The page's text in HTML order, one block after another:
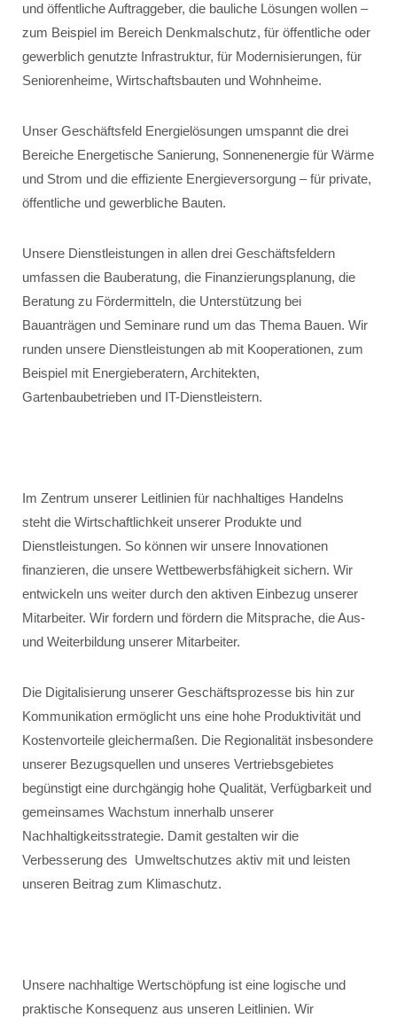
und öffentliche Auftraggeber, die bauliche Lösungen wollen –
zum Beispiel im Bereich Denkmalschutz, für öffentliche oder
gewerblich genutzte Infrastruktur, für Modernisierungen, für
Seniorenheime, Wirtschaftsbauten und Wohnheime.
Unser Geschäftsfeld Energielösungen umspannt die drei
Bereiche Energetische Sanierung, Sonnenenergie für Wärme
und Strom und die effiziente Energieversorgung – für private,
öffentliche und gewerbliche Bauten.
Unsere Dienstleistungen in allen drei Geschäftsfeldern
umfassen die Bauberatung, die Finanzierungsplanung, die
Beratung zu Fördermitteln, die Unterstützung bei
Bauanträgen und Seminare rund um das Thema Bauen. Wir
runden unsere Dienstleistungen ab mit Kooperationen, zum
Beispiel mit Energieberatern, Architekten,
Gartenbaubetrieben und IT-Dienstleistern.
Im Zentrum unserer Leitlinien für nachhaltiges Handelns
steht die Wirtschaftlichkeit unserer Produkte und
Dienstleistungen. So können wir unsere Innovationen
finanzieren, die unsere Wettbewerbsfähigkeit sichern. Wir
entwickeln uns weiter durch den aktiven Einbezug unserer
Mitarbeiter. Wir fordern und fördern die Mitsprache, die Aus-
und Weiterbildung unserer Mitarbeiter.
Die Digitalisierung unserer Geschäftsprozesse bis hin zur
Kommunikation ermöglicht uns eine hohe Produktivität und
Kostenvorteile gleichermaßen. Die Regionalität insbesondere
unserer Bezugsquellen und unseres Vertriebsgebietes
begünstigt eine durchgängig hohe Qualität, Verfügbarkeit und
gemeinsames Wachstum innerhalb unserer
Nachhaltigkeitsstrategie. Damit gestalten wir die
Verbesserung des Umweltschutzes aktiv mit und leisten
unseren Beitrag zum Klimaschutz.
Unsere nachhaltige Wertschöpfung ist eine logische und
praktische Konsequenz aus unseren Leitlinien. Wir